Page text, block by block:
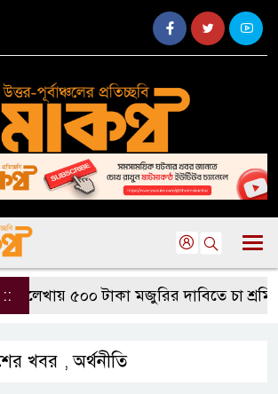
৫০০ টাকা মজুরির দাবিতে চা
খবর ,অর্থনীতি